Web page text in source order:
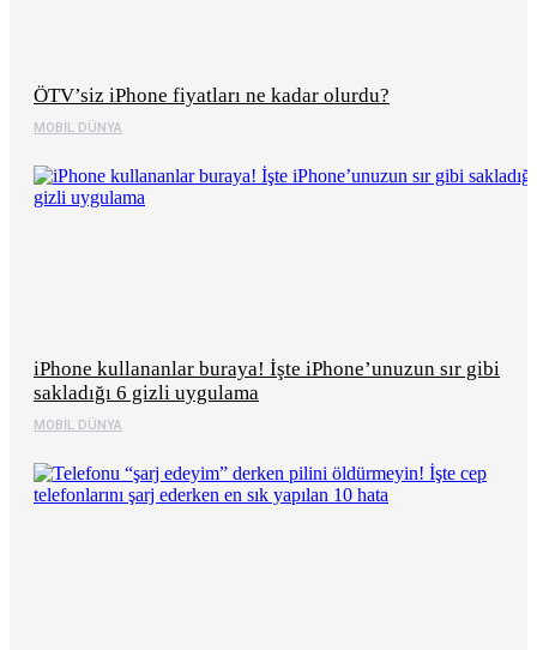
MOBIL DÜNYA
ÖTV’siz iPhone fiyatları ne kadar olurdu?
MOBIL DÜNYA
iPhone kullananlar buraya! İşte iPhone’unuzun sır gibi
sakladığı 6 gizli uygulama